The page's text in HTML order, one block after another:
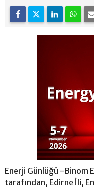
Enerji Günlüğü -Binom
tarafından, Edirne İli,